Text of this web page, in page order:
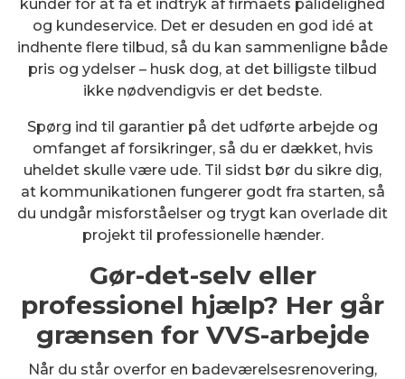
kunder for at få et indtryk af firmaets pålidelighed
og kundeservice. Det er desuden en god idé at
indhente flere tilbud, så du kan sammenligne både
pris og ydelser – husk dog, at det billigste tilbud
ikke nødvendigvis er det bedste.
Spørg ind til garantier på det udførte arbejde og
omfanget af forsikringer, så du er dækket, hvis
uheldet skulle være ude. Til sidst bør du sikre dig,
at kommunikationen fungerer godt fra starten, så
du undgår misforståelser og trygt kan overlade dit
projekt til professionelle hænder.
Gør-det-selv eller
professionel hjælp? Her går
grænsen for VVS-arbejde
Når du står overfor en badeværelsesrenovering,